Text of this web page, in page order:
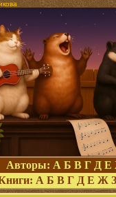
Авторы: А Б В Г Д Е
А Б В Г Д Е Ж З